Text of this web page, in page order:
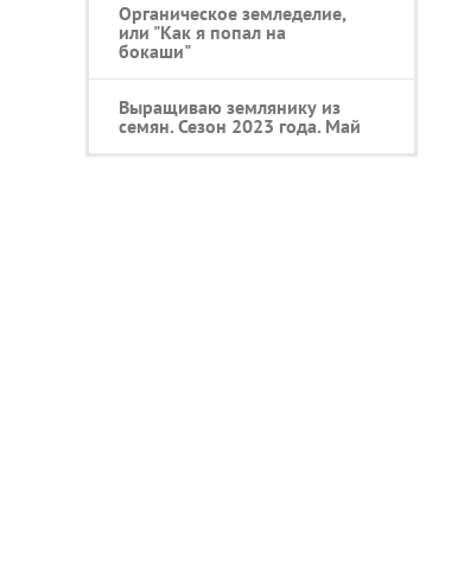
Органическое земледелие,
или "Как я попал на
бокаши"
Выращиваю землянику из
семян. Сезон 2023 года. Май